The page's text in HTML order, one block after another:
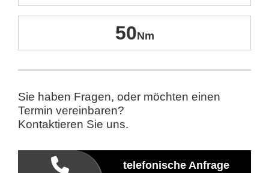
50
Sie haben Fragen, oder möchten einen
Termin vereinbaren?
Kontaktieren Sie uns.
telefonische Anfrage